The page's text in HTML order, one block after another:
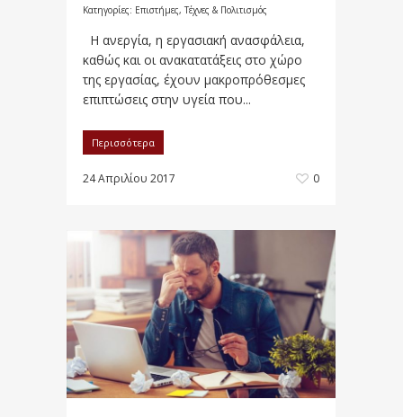
Κατηγορίες: Επιστήμες, Τέχνες & Πολιτισμός
Η ανεργία, η εργασιακή ανασφάλεια,
καθώς και οι ανακατατάξεις στο χώρο
της εργασίας, έχουν μακροπρόθεσμες
επιπτώσεις στην υγεία που...
Περισσότερα
24 Απριλίου 2017 0